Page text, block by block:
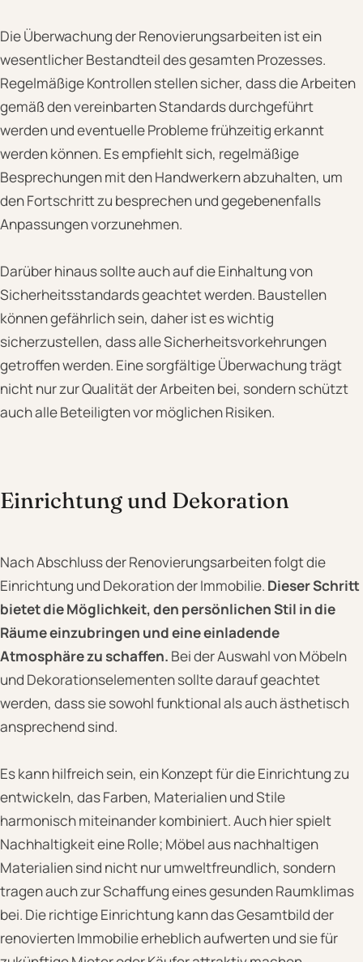
Die Überwachung der Renovierungsarbeiten ist ein
wesentlicher Bestandteil des gesamten Prozesses.
Regelmäßige Kontrollen stellen sicher, dass die Arbeiten
gemäß den vereinbarten Standards durchgeführt
werden und eventuelle Probleme frühzeitig erkannt
werden können. Es empfiehlt sich, regelmäßige
Besprechungen mit den Handwerkern abzuhalten, um
den Fortschritt zu besprechen und gegebenenfalls
Anpassungen vorzunehmen.
Darüber hinaus sollte auch auf die Einhaltung von
Sicherheitsstandards geachtet werden. Baustellen
können gefährlich sein, daher ist es wichtig
sicherzustellen, dass alle Sicherheitsvorkehrungen
getroffen werden. Eine sorgfältige Überwachung trägt
nicht nur zur Qualität der Arbeiten bei, sondern schützt
auch alle Beteiligten vor möglichen Risiken.
Einrichtung und Dekoration
Nach Abschluss der Renovierungsarbeiten folgt die
Einrichtung und Dekoration der Immobilie. Dieser Schritt
bietet die Möglichkeit, den persönlichen Stil in die
Räume einzubringen und eine einladende
Atmosphäre zu schaffen. Bei der Auswahl von Möbeln
und Dekorationselementen sollte darauf geachtet
werden, dass sie sowohl funktional als auch ästhetisch
ansprechend sind.
Es kann hilfreich sein, ein Konzept für die Einrichtung zu
entwickeln, das Farben, Materialien und Stile
harmonisch miteinander kombiniert. Auch hier spielt
Nachhaltigkeit eine Rolle; Möbel aus nachhaltigen
Materialien sind nicht nur umweltfreundlich, sondern
tragen auch zur Schaffung eines gesunden Raumklimas
bei. Die richtige Einrichtung kann das Gesamtbild der
renovierten Immobilie erheblich aufwerten und sie für